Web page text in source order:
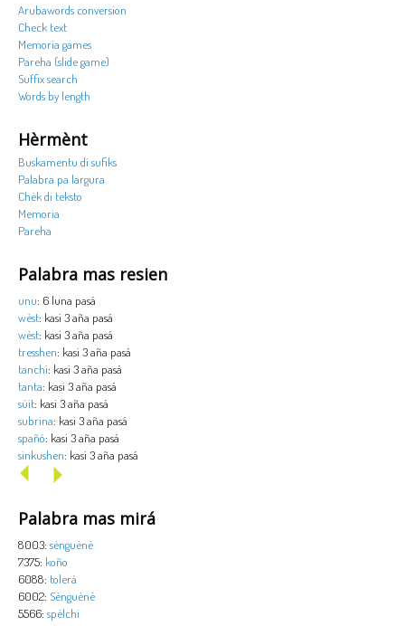
Arubawords conversion
Check text
Memoria games
Pareha (slide game)
Suffix search
Words by length
Hèrmènt
Buskamentu di sufiks
Palabra pa largura
Chèk di teksto
Memoria
Pareha
Palabra mas resien
unu: 6 luna pasá
wèst: kasi 3 aña pasá
wèst: kasi 3 aña pasá
tresshen: kasi 3 aña pasá
tanchi: kasi 3 aña pasá
tanta: kasi 3 aña pasá
sùit: kasi 3 aña pasá
subrina: kasi 3 aña pasá
spañó: kasi 3 aña pasá
sinkushen: kasi 3 aña pasá
Palabra mas mirá
8003: sènguènè
7375: koño
6088: tolerá
6002: Sènguènè
5566: spèlchi